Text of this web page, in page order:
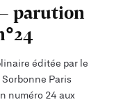
parution
éditée par le
Sorbonne Paris
numéro 24 aux